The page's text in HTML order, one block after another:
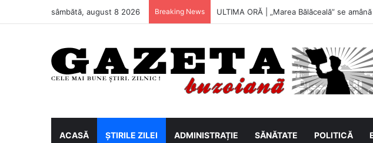
sâmbătă, august 8 2026 Breaking News Metalul Buzău, primul meci acasă în noul
ACASĂ ȘTIRILE ZILEI ADMINISTRAȚIE SĂNĂTATE POLITICĂ